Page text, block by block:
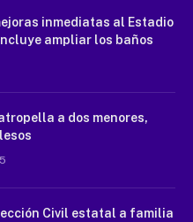
inmediatas al Estadio
ampliar los baños
a dos menores,
Civil estatal a familia